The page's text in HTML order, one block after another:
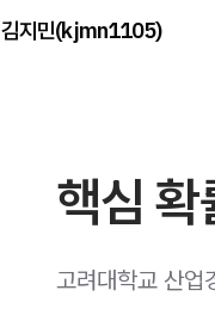
김지민(kjmn1105)
핵심 확
고려대학교 산업